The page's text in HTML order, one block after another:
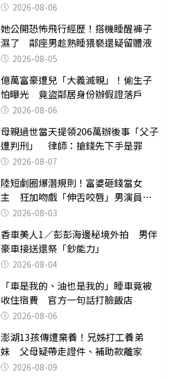
2026-08-06
她公開恐怖飛行經歷！搭機睡醒褲子
濕了 鄰座男趁熟睡猥褻還疑留體液
2026-08-05
億萬富豪遭兒「大義滅親」！偷生子
怕曝光 竟盜鄰居身份辦假證落戶
2026-08-06
母親過世當天提領206萬辦後事「父子
遭判刑」 律師：搶錢先下手是罪
2026-08-07
陸短劇圈爆潛規則！富婆砸錢當女
主 狂加吻戲「伸舌咬唇」男演員崩
潰 2026-08-03
香車美人1／彭彭海邊秘境外拍 男伴
豪車接送還祭「鈔能力」
2026-08-04
「車是我的、油也是我的」睡車竟被
收住宿費 官方一句話打臉飯店
2026-08-06
澎湖13孩傳遭棄養！兄姊打工養弟
妹 父母疑帶走證件、補助款離家
2026-08-09